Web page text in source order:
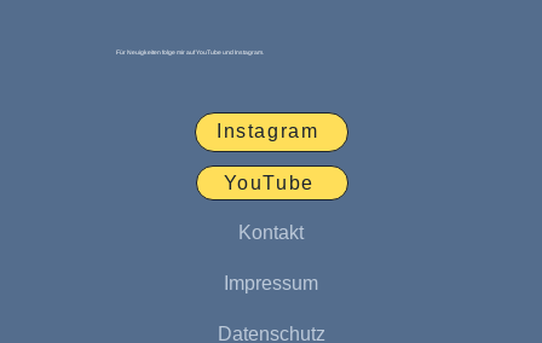
Für Neuigkeiten folge mir auf YouTube und Instagram.
YouTube
Instagram
Kontakt
Impressum
Datenschutz